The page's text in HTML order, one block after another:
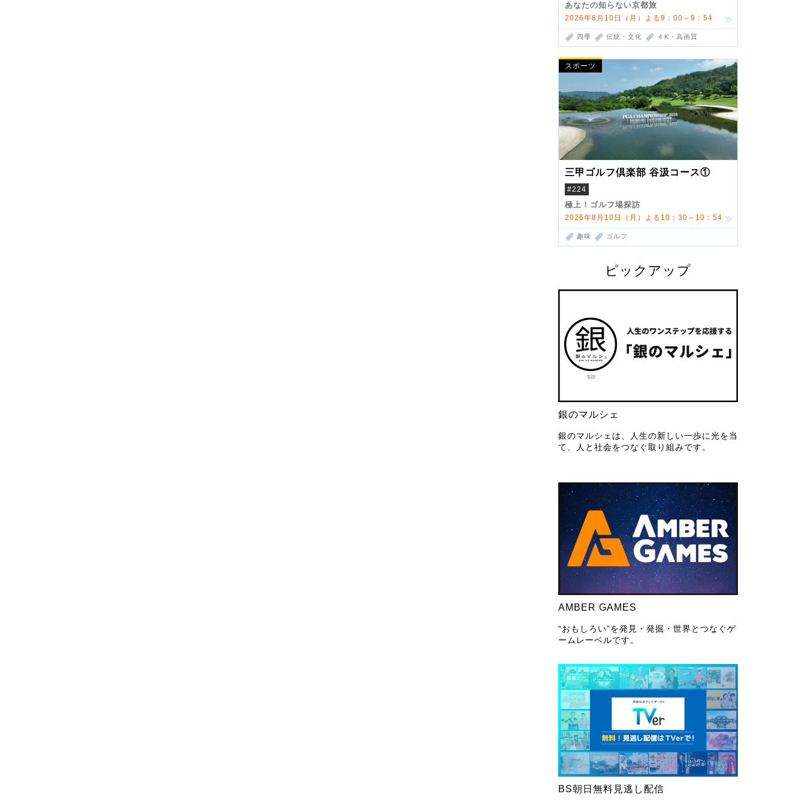
あなたの知らない京都旅
2026年8月10日（月）よる9：00～9：54
四季 伝統・文化 ４K・高画質
スポーツ
三甲ゴルフ倶楽部 谷汲コース①
#224
極上！ゴルフ場探訪
2026年8月10日（月）よる10：30～10：54
趣味 ゴルフ
ピックアップ
銀のマルシェ
銀のマルシェは、人生の新しい一歩に光を当
て、人と社会をつなぐ取り組みです。
AMBER GAMES
“おもしろい”を発見・発掘・世界とつなぐゲ
ームレーベルです。
BS朝日無料見逃し配信